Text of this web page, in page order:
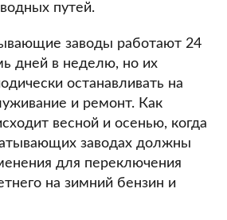
путей.
заводы работают 24
дней в неделю, но их
останавливать на
и ремонт. Как
весной и осенью, когда
заводах должны
для переключения
на зимний бензин и